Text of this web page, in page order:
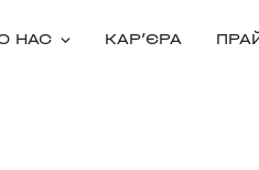
НАС КАРʼЄРА